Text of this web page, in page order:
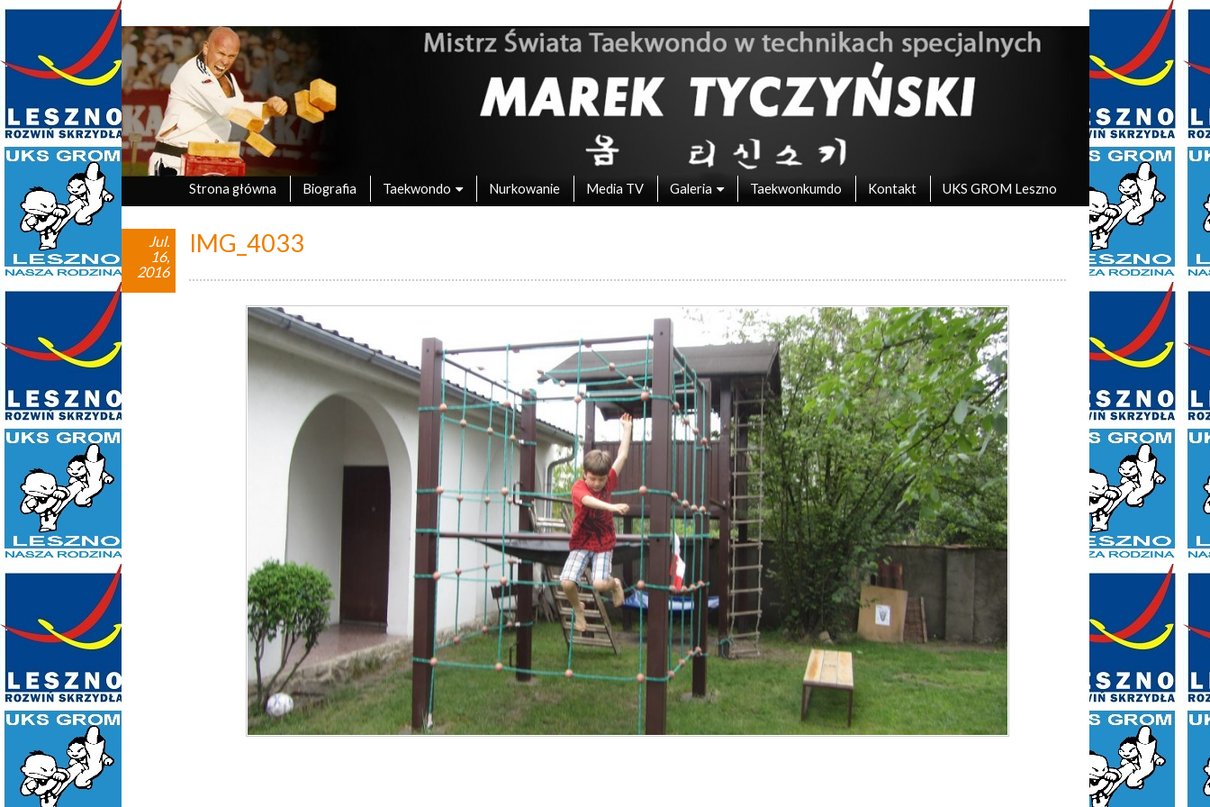
Marek Tyczyński – Mistrz Świata w Taekwondo
oficjalna strona UKS Grom Leszno
Strona główna Biografia Taekwondo Nurkowanie Media TV Galeria Taekwonkumdo Kontakt UKS GROM Leszno
IMG_4033
Jul.
16,
2016